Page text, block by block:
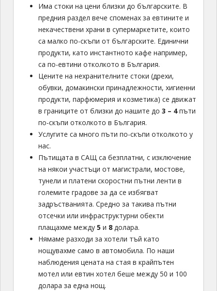
Има стоки на цени близки до българските. В
предния раздел вече споменах за евтините и
некачествени храни в супермаркетите, които
са малко по-скъпи от българските. Единични
продукти, като инстантното кафе например,
са по-евтини отколкото в България.
Цените на нехранителните стоки (дрехи,
обувки, домакински принадлежности, хигиенни
продукти, парфюмерия и козметика) се движат
в границите от близки до нашитe до 3 – 4пъти
по-скъпи отколкото в България.
Услугите са много пъти по-скъпи отколкото у
нас.
Пътищата в САЩ са безплатни, с изключение
на някои участъци от магистрали, мостове,
тунели и платени скоростни пътни ленти в
големите градове за да се избягват
задръстванията. Средно за такива пътни
отсечки или инфраструктурни обекти
плащахме между5 и 8долара.
Нямаме разходи за хотели тъй като
нощувахме само в автомобила. По наши
наблюдения цената на стая в крайпътен
мотел или евтин хотел беше между 50 и 100
долара за една нощ.